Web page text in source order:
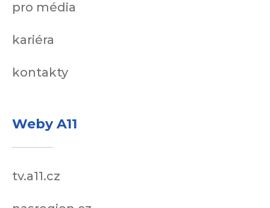
pro média
kariéra
kontakty
Weby A11
tv.a11.cz